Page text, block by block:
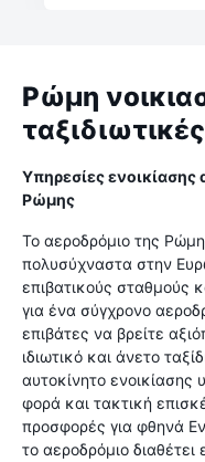
Ρώμη
Υπηρεσίες
Ρώμης
Το αεροδρόμιο της
πολυσύχναστα στην
επιβατικούς σταθμούς
για ένα σύγχρονο
επιβάτες να βρείτε
ιδιωτικό και άνετο
αυτοκίνητο ενοικίασης
φορά και τακτική
προσφορές για φθηνά
το αεροδρόμιο διαθέτει